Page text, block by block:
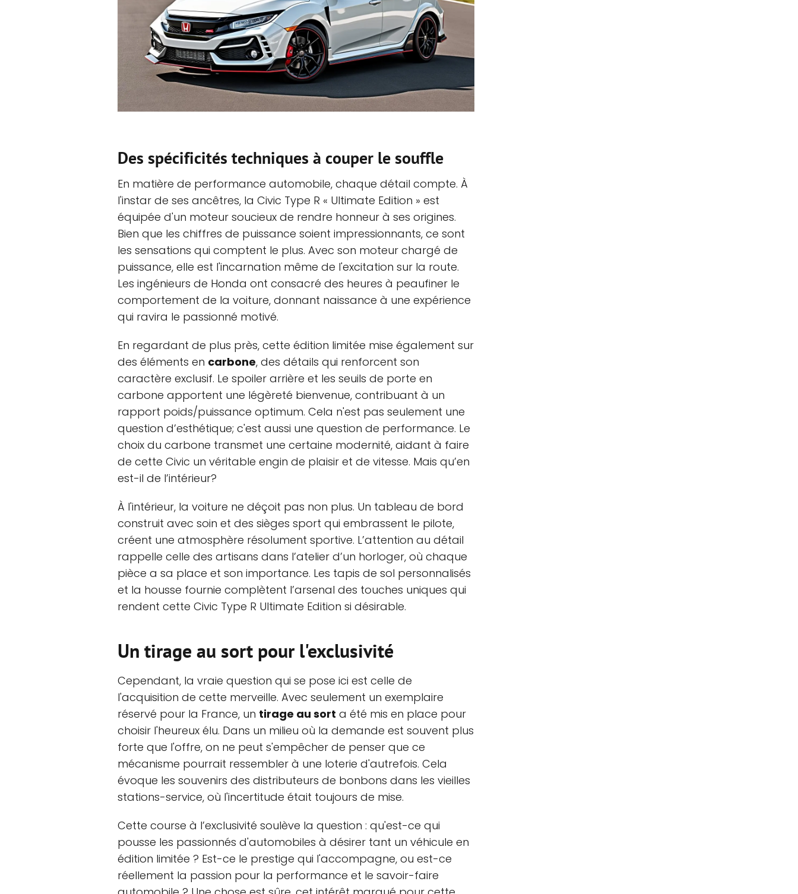
Des spécificités techniques à couper le souffle
En matière de performance automobile, chaque détail compte. À
l'instar de ses ancêtres, la Civic Type R « Ultimate Edition » est
équipée d'un moteur soucieux de rendre honneur à ses origines.
Bien que les chiffres de puissance soient impressionnants, ce sont
les sensations qui comptent le plus. Avec son moteur chargé de
puissance, elle est l'incarnation même de l'excitation sur la route.
Les ingénieurs de Honda ont consacré des heures à peaufiner le
comportement de la voiture, donnant naissance à une expérience
qui ravira le passionné motivé.
En regardant de plus près, cette édition limitée mise également sur
des éléments en carbone, des détails qui renforcent son
caractère exclusif. Le spoiler arrière et les seuils de porte en
carbone apportent une légèreté bienvenue, contribuant à un
rapport poids/puissance optimum. Cela n'est pas seulement une
question d’esthétique; c'est aussi une question de performance. Le
choix du carbone transmet une certaine modernité, aidant à faire
de cette Civic un véritable engin de plaisir et de vitesse. Mais qu’en
est-il de l’intérieur?
À l'intérieur, la voiture ne déçoit pas non plus. Un tableau de bord
construit avec soin et des sièges sport qui embrassent le pilote,
créent une atmosphère résolument sportive. L’attention au détail
rappelle celle des artisans dans l’atelier d’un horloger, où chaque
pièce a sa place et son importance. Les tapis de sol personnalisés
et la housse fournie complètent l’arsenal des touches uniques qui
rendent cette Civic Type R Ultimate Edition si désirable.
Un tirage au sort pour l'exclusivité
Cependant, la vraie question qui se pose ici est celle de
l'acquisition de cette merveille. Avec seulement un exemplaire
réservé pour la France, un tirage au sort a été mis en place pour
choisir l'heureux élu. Dans un milieu où la demande est souvent plus
forte que l'offre, on ne peut s'empêcher de penser que ce
mécanisme pourrait ressembler à une loterie d'autrefois. Cela
évoque les souvenirs des distributeurs de bonbons dans les vieilles
stations-service, où l'incertitude était toujours de mise.
Cette course à l’exclusivité soulève la question : qu'est-ce qui
pousse les passionnés d'automobiles à désirer tant un véhicule en
édition limitée ? Est-ce le prestige qui l'accompagne, ou est-ce
réellement la passion pour la performance et le savoir-faire